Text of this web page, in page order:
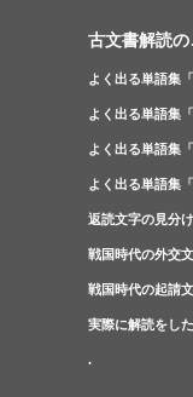
古文書解読の
よく出る単語集
よく出る単語集
よく出る単語集
よく出る単語集
返読文字の見分
戦国時代の外交
戦国時代の起請
実際に解読をし
.